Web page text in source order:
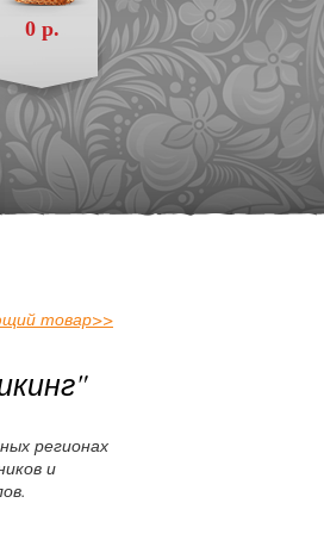
0 р.
товар>>
регионах
и